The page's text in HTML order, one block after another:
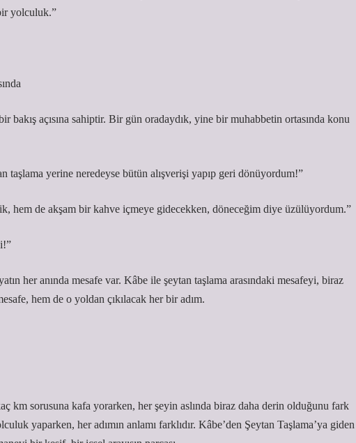
yolculuk.”
açısına sahiptir. Bir gün oradaydık, yine bir muhabbetin ortasında konu
taşlama yerine neredeyse bütün alışverişi yapıp geri dönüyordum!”
hem de akşam bir kahve içmeye gidecekken, döneceğim diye üzülüyordum.”
her anında mesafe var. Kâbe ile şeytan taşlama arasındaki mesafeyi, biraz
hem de o yoldan çıkılacak her bir adım.
km sorusuna kafa yorarken, her şeyin aslında biraz daha derin olduğunu fark
yaparken, her adımın anlamı farklıdır. Kâbe’den Şeytan Taşlama’ya giden